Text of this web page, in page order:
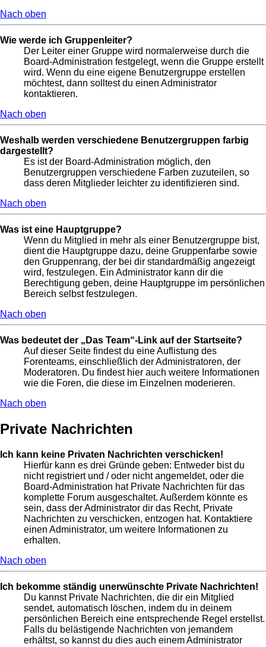
Nach oben
Wie werde ich Gruppenleiter?
Der Leiter einer Gruppe wird normalerweise durch die
Board-Administration festgelegt, wenn die Gruppe erstellt
wird. Wenn du eine eigene Benutzergruppe erstellen
möchtest, dann solltest du einen Administrator
kontaktieren.
Nach oben
Weshalb werden verschiedene Benutzergruppen farbig
dargestellt?
Es ist der Board-Administration möglich, den
Benutzergruppen verschiedene Farben zuzuteilen, so
dass deren Mitglieder leichter zu identifizieren sind.
Nach oben
Was ist eine Hauptgruppe?
Wenn du Mitglied in mehr als einer Benutzergruppe bist,
dient die Hauptgruppe dazu, deine Gruppenfarbe sowie
den Gruppenrang, der bei dir standardmäßig angezeigt
wird, festzulegen. Ein Administrator kann dir die
Berechtigung geben, deine Hauptgruppe im persönlichen
Bereich selbst festzulegen.
Nach oben
Was bedeutet der „Das Team“-Link auf der Startseite?
Auf dieser Seite findest du eine Auflistung des
Forenteams, einschließlich der Administratoren, der
Moderatoren. Du findest hier auch weitere Informationen
wie die Foren, die diese im Einzelnen moderieren.
Nach oben
Private Nachrichten
Ich kann keine Privaten Nachrichten verschicken!
Hierfür kann es drei Gründe geben: Entweder bist du
nicht registriert und / oder nicht angemeldet, oder die
Board-Administration hat Private Nachrichten für das
komplette Forum ausgeschaltet. Außerdem könnte es
sein, dass der Administrator dir das Recht, Private
Nachrichten zu verschicken, entzogen hat. Kontaktiere
einen Administrator, um weitere Informationen zu
erhalten.
Nach oben
Ich bekomme ständig unerwünschte Private Nachrichten!
Du kannst Private Nachrichten, die dir ein Mitglied
sendet, automatisch löschen, indem du in deinem
persönlichen Bereich eine entsprechende Regel erstellst.
Falls du belästigende Nachrichten von jemandem
erhältst, so kannst du dies auch einem Administrator